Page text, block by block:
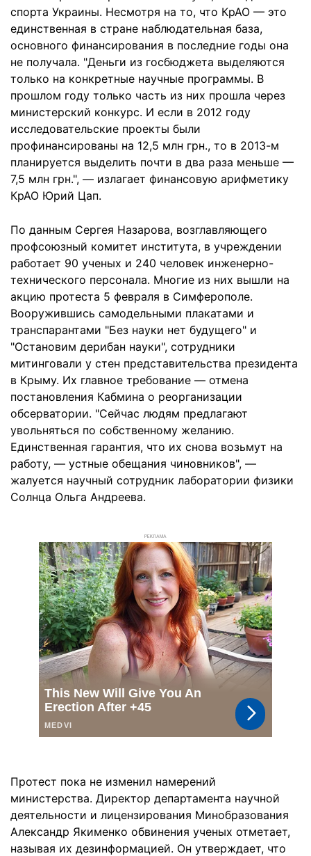
спорта Украины. Несмотря на то, что КрАО — это
единственная в стране наблюдательная база,
основного финансирования в последние годы она
не получала. "Деньги из госбюджета выделяются
только на конкретные научные программы. В
прошлом году только часть из них прошла через
министерский конкурс. И если в 2012 году
исследовательские проекты были
профинансированы на 12,5 млн грн., то в 2013-м
планируется выделить почти в два раза меньше —
7,5 млн грн.", — излагает финансовую арифметику
КрАО Юрий Цап.
По данным Сергея Назарова, возглавляющего
профсоюзный комитет института, в учреждении
работает 90 ученых и 240 человек инженерно-
технического персонала. Многие из них вышли на
акцию протеста 5 февраля в Симферополе.
Вооружившись самодельными плакатами и
транспарантами "Без науки нет будущего" и
"Остановим дерибан науки", сотрудники
митинговали у стен представительства президента
в Крыму. Их главное требование — отмена
постановления Кабмина о реорганизации
обсерватории. "Сейчас людям предлагают
увольняться по собственному желанию.
Единственная гарантия, что их снова возьмут на
работу, — устные обещания чиновников", —
жалуется научный сотрудник лаборатории физики
Солнца Ольга Андреева.
РЕКЛАМА
Протест пока не изменил намерений
министерства. Директор департамента научной
деятельности и лицензирования Минобразования
Александр Якименко обвинения ученых отметает,
называя их дезинформацией. Он утверждает, что